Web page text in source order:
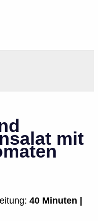
mit
40 Minuten |